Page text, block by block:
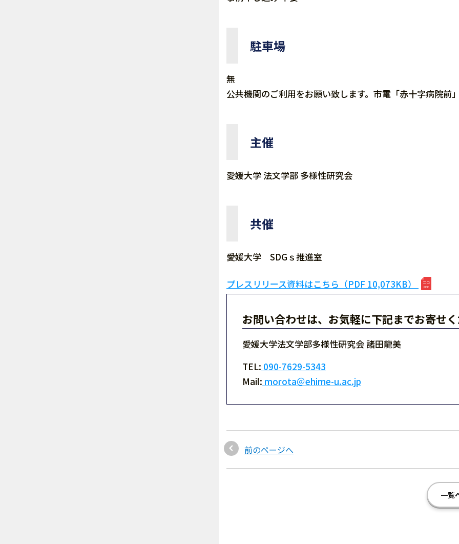
駐車場
無
公共機関のご利用をお願い致します。市電「赤十字病院前
主催
愛媛大学 法文学部 多様性研究会
共催
愛媛大学 SDGｓ推進室
プレスリリース資料はこちら（PDF 10,073KB）
お問い合わせは、お気軽に下記までお寄せ
愛媛大学法文学部多様性研究会 諸田龍美
TEL: 090-7629-5343
Mail: morota＠ehime-u.ac.jp
前のページへ
一覧